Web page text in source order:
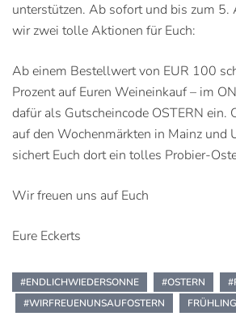
unterstützen. Ab sofort und bis zum
wir zwei tolle Aktionen für Euch:
Ab einem Bestellwert von EUR 100
Prozent auf Euren Weineinkauf – im
dafür als Gutscheincode OSTERN ein.
auf den Wochenmärkten in Mainz und
sichert Euch dort ein tolles Probier-
Wir freuen uns auf Euch
Eure Eckerts
#ENDLICHWIEDERSONNE #OSTERN
#WIRFREUENUNSAUFOSTERN
FRÜHLING